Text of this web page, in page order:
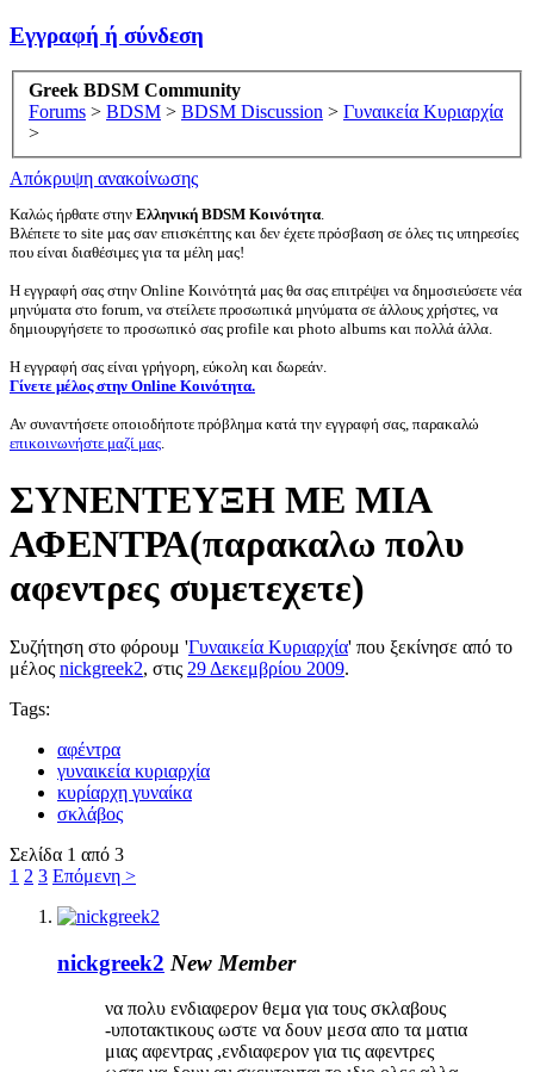
Εγγραφή ή σύνδεση
Greek BDSM Community
Forums > BDSM > BDSM Discussion > Γυναικεία Κυριαρχία
>
Απόκρυψη ανακοίνωσης
Καλώς ήρθατε στην Ελληνική BDSM Κοινότητα.
Βλέπετε το site μας σαν επισκέπτης και δεν έχετε πρόσβαση σε όλες τις υπηρεσίες
που είναι διαθέσιμες για τα μέλη μας!
Η εγγραφή σας στην Online Κοινότητά μας θα σας επιτρέψει να δημοσιεύσετε νέα
μηνύματα στο forum, να στείλετε προσωπικά μηνύματα σε άλλους χρήστες, να
δημιουργήσετε το προσωπικό σας profile και photo albums και πολλά άλλα.
Η εγγραφή σας είναι γρήγορη, εύκολη και δωρεάν.
Γίνετε μέλος στην Online Κοινότητα.
Αν συναντήσετε οποιοδήποτε πρόβλημα κατά την εγγραφή σας, παρακαλώ
επικοινωνήστε μαζί μας.
ΣΥΝΕΝΤΕΥΞΗ ΜΕ ΜΙΑ
ΑΦΕΝΤΡΑ(παρακαλω πολυ
αφεντρες συμετεχετε)
Συζήτηση στο φόρουμ 'Γυναικεία Κυριαρχία' που ξεκίνησε από το
μέλος nickgreek2, στις 29 Δεκεμβρίου 2009.
Tags:
αφέντρα
γυναικεία κυριαρχία
κυρίαρχη γυναίκα
σκλάβος
Σελίδα 1 από 3
1 2 3 Επόμενη >
nickgreek2 New Member
να πολυ ενδιαφερον θεμα για τους σκλαβους
-υποτακτικους ωστε να δουν μεσα απο τα ματια
μιας αφεντρας ,ενδιαφερον για τις αφεντρες